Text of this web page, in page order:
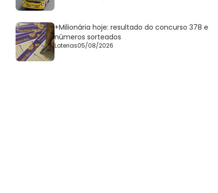
+Milionária hoje: resultado do concurso 378 e
números sorteados
Loterias05/08/2026